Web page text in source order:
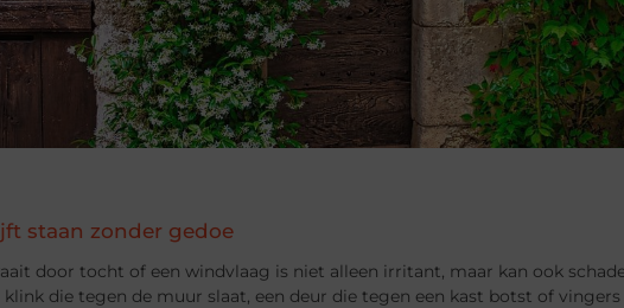
staan zonder gedoe
door tocht of een windvlaag is niet alleen irritant, maar kan ook
klink die tegen de muur slaat, een deur die tegen een kast botst of